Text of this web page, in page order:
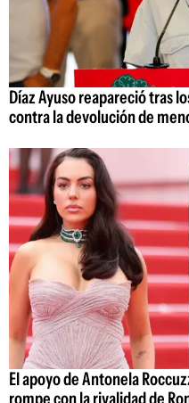
Díaz Ayuso reapareció tras
contra la devolución de
El apoyo de Antonela
rompe con la rivalidad de